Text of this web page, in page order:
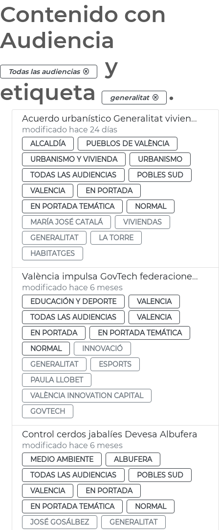
Contenido con
Audiencia
Todas las audiencias
y
etiqueta
generalitat .
Acuerdo urbanístico Generalitat viviendas la Torre València
modificado hace 24 días
ALCALDÍA
PUEBLOS DE VALÈNCIA
URBANISMO Y VIVIENDA
URBANISMO
TODAS LAS AUDIENCIAS
POBLES SUD
VALENCIA
EN PORTADA
EN PORTADA TEMÁTICA
NORMAL
MARÍA JOSÉ CATALÁ
VIVIENDAS
GENERALITAT
LA TORRE
HABITATGES
València impulsa GovTech federaciones deportivas
modificado hace 6 meses
EDUCACIÓN Y DEPORTE
VALENCIA
TODAS LAS AUDIENCIAS
VALENCIA
EN PORTADA
EN PORTADA TEMÁTICA
NORMAL
INNOVACIÓ
GENERALITAT
ESPORTS
PAULA LLOBET
VALÈNCIA INNOVATION CAPITAL
GOVTECH
Control cerdos jabalíes Devesa Albufera
modificado hace 6 meses
MEDIO AMBIENTE
ALBUFERA
TODAS LAS AUDIENCIAS
POBLES SUD
VALENCIA
EN PORTADA
EN PORTADA TEMÁTICA
NORMAL
JOSÉ GOSÁLBEZ
GENERALITAT